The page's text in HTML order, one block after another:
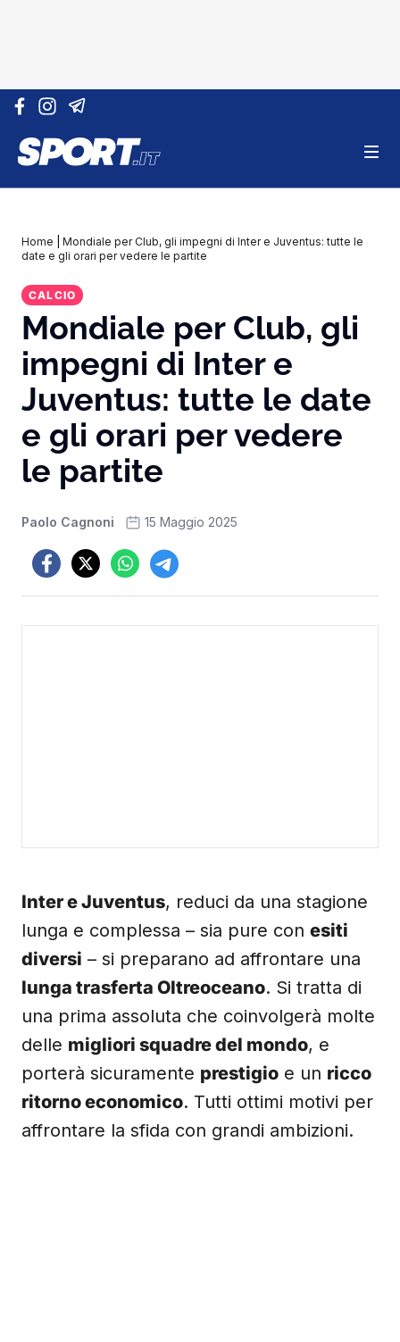
Vai al contenuto
Home
Mondiale per Club, gli impegni di Inter e Juventus: tutte le
date e gli orari per vedere le partite
CALCIO
Mondiale per Club, gli
impegni di Inter e
Juventus: tutte le date
e gli orari per vedere
le partite
Paolo Cagnoni 15 Maggio 2025
Inter e Juventus, reduci da una stagione
lunga e complessa – sia pure con esiti
diversi – si preparano ad affrontare una
lunga trasferta Oltreoceano. Si tratta di
una prima assoluta che coinvolgerà molte
delle migliori squadre del mondo, e
porterà sicuramente prestigio e un ricco
ritorno economico. Tutti ottimi motivi per
affrontare la sfida con grandi ambizioni.